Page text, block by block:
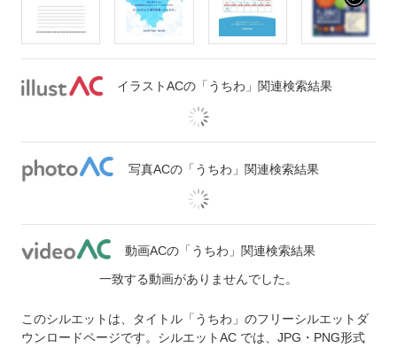
イラストACの「うちわ」関連検索結果
写真ACの「うちわ」関連検索結果
動画ACの「うちわ」関連検索結果
一致する動画がありませんでした。
このシルエットは、タイトル「うちわ」のフリーシルエットダ
ウンロードページです。シルエットAC では、JPG・PNG形式